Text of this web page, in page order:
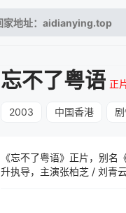
忘不了粤语 正
2003 中国香港
《忘不了粤语》正片，别
升执导，主演张柏芝 / 刘青
前妻生下的儿子乐乐（原